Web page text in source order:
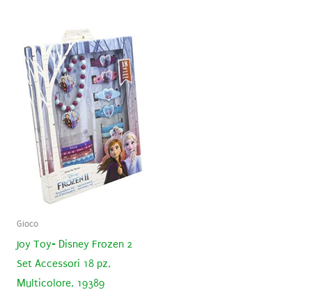
Gioco
Joy Toy- Disney Frozen 2
Set Accessori 18 pz,
Multicolore, 19389